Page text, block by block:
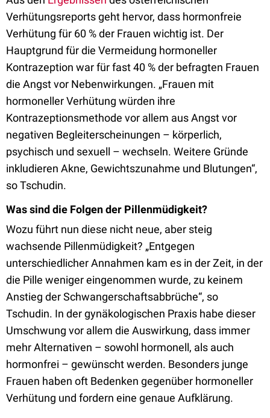
Verhütungsreports geht hervor, dass hormonfreie
Verhütung für 60 % der Frauen wichtig ist. Der
Hauptgrund für die Vermeidung hormoneller
Kontrazeption war für fast 40 % der befragten Frauen
die Angst vor Nebenwirkungen. „Frauen mit
hormoneller Verhütung würden ihre
Kontrazeptionsmethode vor allem aus Angst vor
negativen Begleiterscheinungen – körperlich,
psychisch und sexuell – wechseln. Weitere Gründe
inkludieren Akne, Gewichtszunahme und Blutungen“,
so Tschudin.
Was sind die Folgen der Pillenmüdigkeit?
Wozu führt nun diese nicht neue, aber steig
wachsende Pillenmüdigkeit? „Entgegen
unterschiedlicher Annahmen kam es in der Zeit, in der
die Pille weniger eingenommen wurde, zu keinem
Anstieg der Schwangerschaftsabbrüche“, so
Tschudin. In der gynäkologischen Praxis habe dieser
Umschwung vor allem die Auswirkung, dass immer
mehr Alternativen – sowohl hormonell, als auch
hormonfrei – gewünscht werden. Besonders junge
Frauen haben oft Bedenken gegenüber hormoneller
Verhütung und fordern eine genaue Aufklärung.